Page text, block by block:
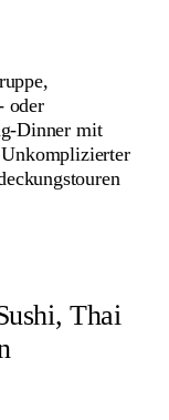
oder
Dinner mit
Unkomplizierter
Thai